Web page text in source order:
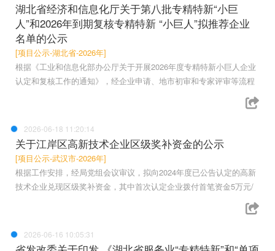
湖北省经济和信息化厅关于第八批专精特新“小巨
人”和2026年到期复核专精特新 “小巨人”拟推荐企业
名单的公示
[项目公示-湖北省-2026年]
根据《工业和信息化部办公厅关于开展2026年度专精特新小巨人企业
认定和复核工作的通知》，经企业申请、地市初审和专家评审等流程
2026-06-18 11:20:14
关于江岸区高新技术企业区级奖补资金的公示
[项目公示-武汉市-2026年]
根据工作安排，经局党组会议审议，拟向2024年度已公告认定的高新
技术企业兑现区级奖补资金，其中首次认定企业拨付首笔资金5万元/
2026-06-16 10:05:31